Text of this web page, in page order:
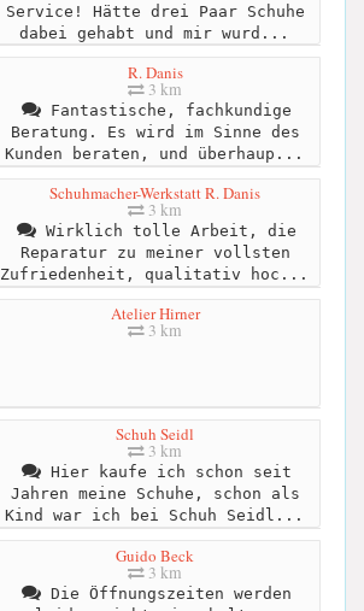
Service! Hätte drei Paar Schuhe
dabei gehabt und mir wurd...
R. Danis
3 km
Fantastische, fachkundige
Beratung. Es wird im Sinne des
Kunden beraten, und überhaup...
Schuhmacher-Werkstatt R. Danis
3 km
Wirklich tolle Arbeit, die
Reparatur zu meiner vollsten
Zufriedenheit, qualitativ hoc...
Atelier Hirner
3 km
Schuh Seidl
3 km
Hier kaufe ich schon seit
Jahren meine Schuhe, schon als
Kind war ich bei Schuh Seidl...
Guido Beck
3 km
Die Öffnungszeiten werden